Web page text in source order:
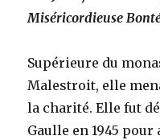
Miséricordieuse
Supérieure du
Malestroit, elle
la charité. Elle fut
Gaulle en 1945